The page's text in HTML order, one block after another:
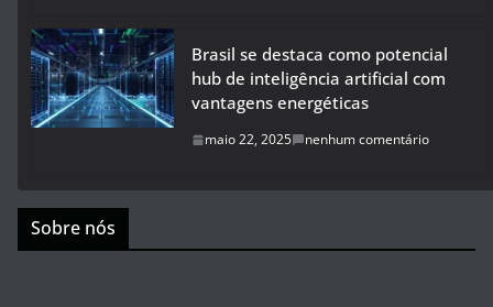
Brasil se destaca como potencial
hub de inteligência artificial com
vantagens energéticas
maio 22, 2025 nenhum comentário
Sobre nós